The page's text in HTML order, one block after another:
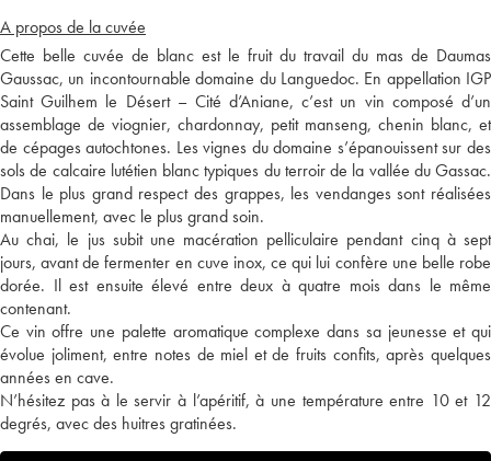
A propos de la cuvée
Cette belle cuvée de blanc est le fruit du travail du mas de Daumas
Gaussac, un incontournable domaine du Languedoc. En appellation IGP
Saint Guilhem le Désert – Cité d’Aniane, c’est un vin composé d’un
assemblage de viognier, chardonnay, petit manseng, chenin blanc, et
de cépages autochtones. Les vignes du domaine s’épanouissent sur des
sols de calcaire lutétien blanc typiques du terroir de la vallée du Gassac.
Dans le plus grand respect des grappes, les vendanges sont réalisées
manuellement, avec le plus grand soin.
Au chai, le jus subit une macération pelliculaire pendant cinq à sept
jours, avant de fermenter en cuve inox, ce qui lui confère une belle robe
dorée. Il est ensuite élevé entre deux à quatre mois dans le même
contenant.
Ce vin offre une palette aromatique complexe dans sa jeunesse et qui
évolue joliment, entre notes de miel et de fruits confits, après quelques
années en cave.
N’hésitez pas à le servir à l’apéritif, à une température entre 10 et 12
degrés, avec des huitres gratinées.